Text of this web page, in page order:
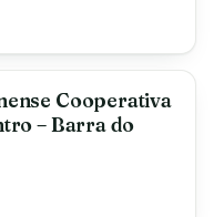
Cooperativa
– Barra do